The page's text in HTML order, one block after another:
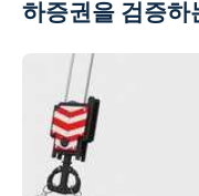
하증권을 검증하